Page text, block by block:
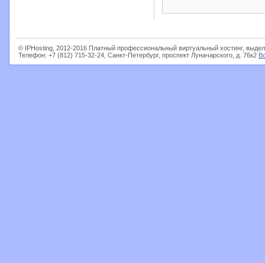
© IPHosting, 2012-2016 Платный профессиональный виртуальный хостинг,
Телефон: +7 (812) 715-32-24, Санкт-Петербург, проспект Луначарского, д. 76к2